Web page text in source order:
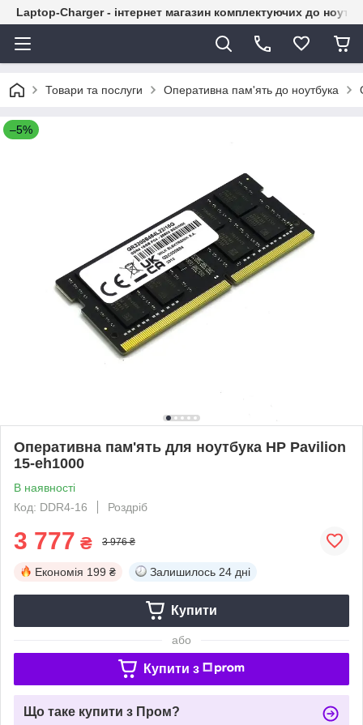
Laptop-Charger - інтернет магазин комплектуючих до
Товари та послуги Оперативна пам'ять до ноутбука
–5%
Оперативна пам'ять для ноутбука HP Pavilion
15-eh1000
В наявності
Код: DDR4-16
Роздріб
3 777 ₴ 3 976 ₴
Економія 199 ₴ Залишилось 24 дні
Купити
або
Купити з
Що таке купити з Пром?